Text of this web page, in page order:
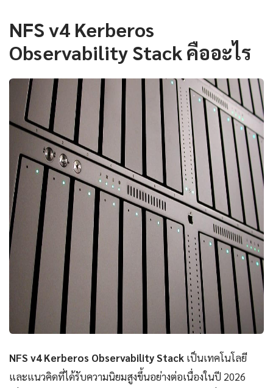
NFS v4 Kerberos
Observability Stack คืออะไร
NFS v4 Kerberos Observability Stack เป็นเทคโนโลยี
และแนวคิดที่ได้รับความนิยมสูงขึ้นอย่างต่อเนื่องในปี 2026